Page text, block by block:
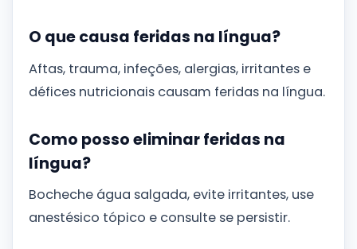
O que causa feridas na língua?
Aftas, trauma, infeções, alergias, irritantes e
défices nutricionais causam feridas na língua.
Como posso eliminar feridas na
língua?
Bocheche água salgada, evite irritantes, use
anestésico tópico e consulte se persistir.